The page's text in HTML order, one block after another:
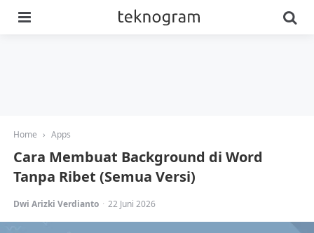
Home › Apps
Cara Membuat Background di Word
Tanpa Ribet (Semua Versi)
Posted
Dwi Arizki Verdianto 22 Juni 2026